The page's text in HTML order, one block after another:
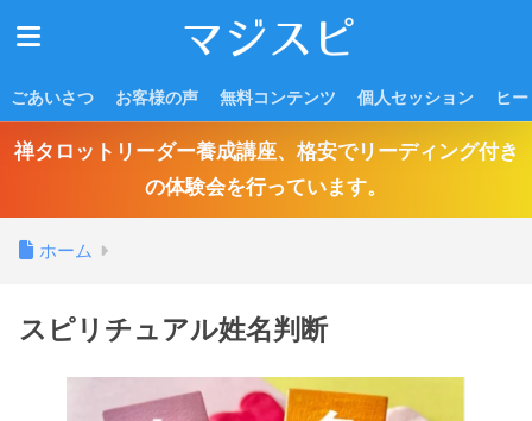
ごあいさつ お客様の声 無料コンテンツ 個人セッション ヒ
禅タロットリーダー養成講座、格安でリーディング付き
の体験会を行っています。
ホーム
スピリチュアル姓名判断